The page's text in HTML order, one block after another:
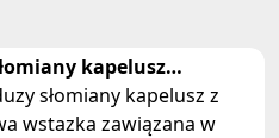
kapelusz
z bordowa
słomiany kapelusz z
wstazka zawiązana w